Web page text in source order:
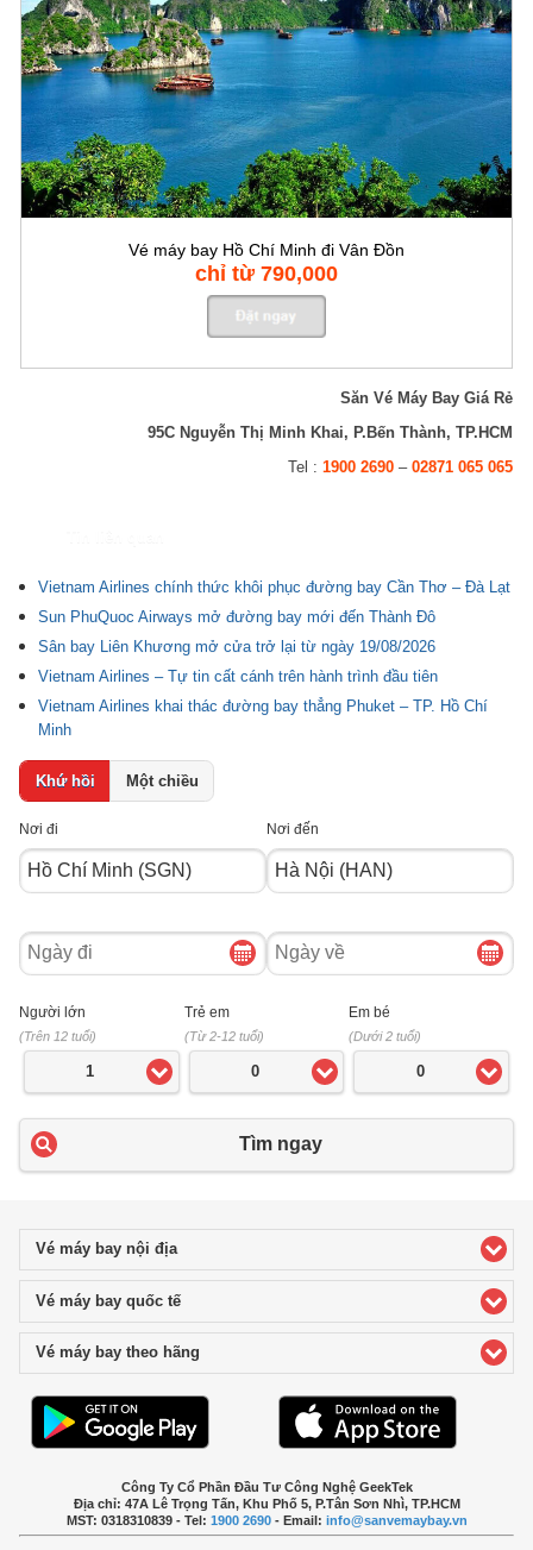
Vé máy bay Hồ Chí Minh đi Vân Đồn
chỉ từ 790,000
Săn Vé Máy Bay Giá Rẻ
95C Nguyễn Thị Minh Khai, P.Bến Thành, TP.HCM
Tel : 1900 2690– 02871 065 065
Vietnam Airlines chính thức khôi phục đường bay Cần Thơ – Đà Lạt
Sun PhuQuoc Airways mở đường bay mới đến Thành Đô
Sân bay Liên Khương mở cửa trở lại từ ngày 19/08/2026
Vietnam Airlines – Tự tin cất cánh trên hành trình đầu tiên
Vietnam Airlines khai thác đường bay thẳng Phuket – TP. Hồ Chí
Minh
Khứ hồi Một chiều
Nơi đi Nơi đến
Ngày
đi
Ngày
về
Người lớn
(Trên 12 tuổi)
1
Trẻ em
(Từ 2-12 tuổi)
0
Em bé
(Dưới 2 tuổi)
0
Tìm ngay
Vé máy bay nội địaclick to expand contents
Vé máy bay quốc tếclick to expand contents
Vé máy bay theo hãng
Công Ty Cổ Phần Đầu Tư Công Nghệ GeekTek
Địa chỉ: 47A Lê Trọng Tấn, Khu Phố 5, P.Tân Sơn Nhì, TP.HCM
MST: 0318310839 - Tel: 1900 2690- Email: info@sanvemaybay.vn